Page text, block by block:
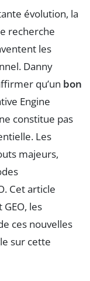
évolution, la
recherche
les
Danny
qu’un bon
Engine
constitue pas
Les
majeurs,
Cet article
les
ces nouvelles
sur cette